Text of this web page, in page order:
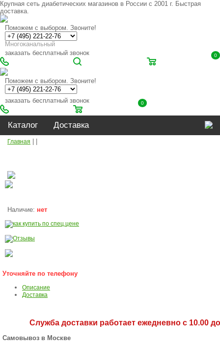
Крупная сеть диабетических магазинов в России с 2001 г. Быстрая
доставка.
Поможем с выбором. Звоните!
Многоканальный
заказать бесплатный звонок
0
Поможем с выбором. Звоните!
заказать бесплатный звонок 0
Каталог Доставка
Главная
Наличие: нет
Уточняйте по телефону
Описание
Доставка
Служба доставки работает ежедневно с 10.00
Самовывоз в Москве